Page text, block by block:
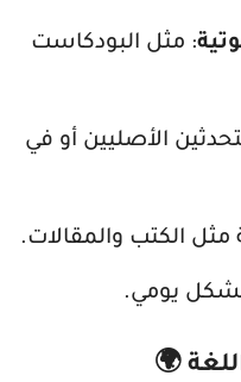
: مثل البودكاست
الأصليين أو في
الكتب والمقالات.
يومي.
🌍